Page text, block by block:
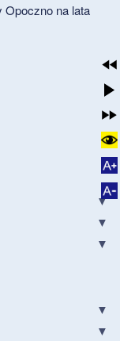
Opoczno na lata